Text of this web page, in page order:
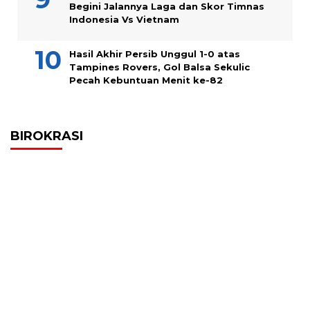
Begini Jalannya Laga dan Skor Timnas
Indonesia Vs Vietnam
Hasil Akhir Persib Unggul 1-0 atas
Tampines Rovers, Gol Balsa Sekulic
Pecah Kebuntuan Menit ke-82
BIROKRASI